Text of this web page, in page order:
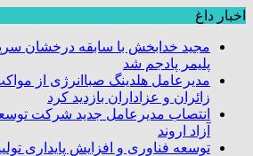
اخبار داغ
مجید خدابخش با سابقه درخشان
پلیمر پادجم شد
مدیرعامل هلدینگ صباانرژی از
زائران و عزاداران بازدید کرد
انتصاب مدیرعامل جدید شرکت
آزاد اروند
توسعه فناوری و افزایش پایداری